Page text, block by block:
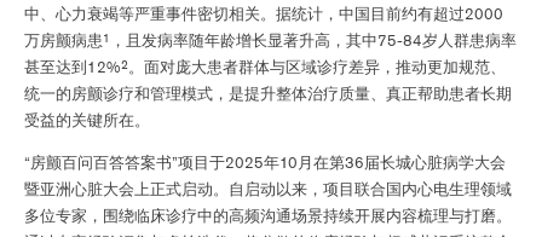
中、心力衰竭等严重事件密切相关。据统计，中国目前约有超过2000
万房颤病患1
，且发病率随年龄增长显著升高，其中75-84岁人群患病率
甚至达到12%2 。面对庞大患者群体与区域诊疗差异，推动更加规范、
统一的房颤诊疗和管理模式，是提升整体治疗质量、真正帮助患者长期
受益的关键所在。
“房颤百问百答答案书”项目于2025年10月在第36届长城心脏病学大会
暨亚洲心脏大会上正式启动。自启动以来，项目联合国内心电生理领域
多位专家，围绕临床诊疗中的高频沟通场景持续开展内容梳理与打磨。